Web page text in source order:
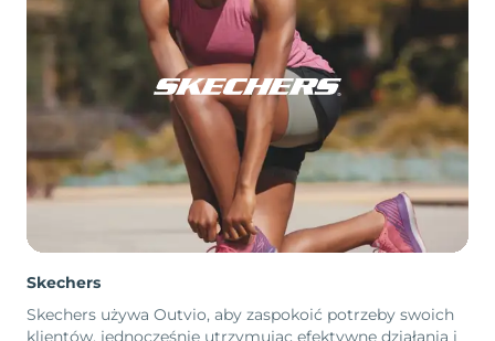
Skechers
Skechers używa Outvio, aby zaspokoić potrzeby swoich
klientów, jednocześnie utrzymując efektywne działania i